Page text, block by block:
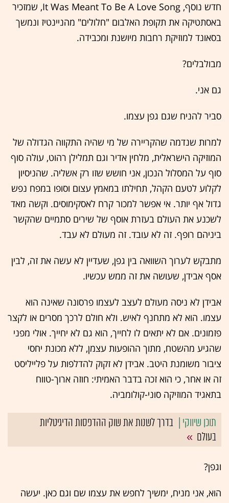
חדש נוסף, It Was Meant To Be A Love Song, שמזכיר
באסתטיקה את תקופת האלבום "חלולים" מהניינטיז ונמשך
בסאונד למוזיקת רחבות מיושנת ומכבידה.
מבולבלים?
גם אני.
סביר להניח שגם גפן עצמו.
למרות שנדמה שהקריירה של מי שהיה התקווה הגדולה של
המוזיקה הישראלית, מלחין אדיר וגם תמלילן רהוט, עולה סוף
סוף על המסלול הנכון, אני חושש שזו רק אשליה. שהניסיון
לקלוע לטעם הקהל, תחילתו במאמץ עצום וסופו במפח נפש
גדול אף יותר. אי אפשר למכור קרח לאסקימוסים. וקשה מאד
לשכנע את העולם בעזרת אוסף של שירים סתמיים שהקשר
ביניהם רופף. זה לא עובד. זה מעולם לא עבד.
מתבקש לערוך השוואה בין גפן, שעדיין לא עשה את זה, לבין
אסף אבידן, שעושה את זה ממש עכשיו.
אבידן לא ניסה מעולם לעצב לעצמו פרסונה שאינה הוא
עצמו. הוא לא מתחנף לאיש. ולא חולם לרכך מסרים או לקצר
פזמונים. אם לא יתאים לו לחייך, הוא גם לא יחייך. אולי מפני
שהגיע מהשטח, מתוך ההופעות עצמן, ללא מכונת יחסי
ציבור משומנת היטב. אבידן לא זקוק להדלפות על פלייליסט
זה או אחר, כי הוא זכה בדבר האמיתי: חוזה ארוך-טווח
בתאגיד המוזיקה סוני-קולומביה.
בדרך לשנות את שוק ההדפסות הדיגיטליות
בעולם
וגפן?
הוא, אני מניח, ימשיך לחפש את עצמו שם וגם כאן. יעשה